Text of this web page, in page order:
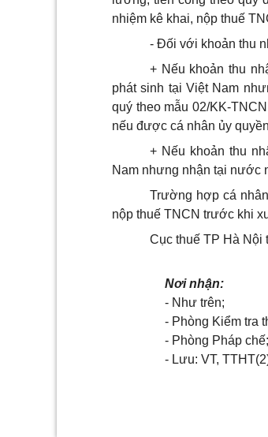
nhiệm kê khai, nộp thuế
- Đối với khoản thu
+ Nếu khoản thu
phát sinh tại Việt Nam
quý theo mẫu 02/KK-
nếu được cá nhân ủy
+ Nếu khoản thu
Nam nhưng nhận tại nước
Trường hợp cá
nộp thuế TNCN trước khi
Cục thuế TP Hà Nội
Nơi nhận:
- Như trên;
- Phòng Kiểm tra
- Phòng Pháp chế;
- Lưu: VT,